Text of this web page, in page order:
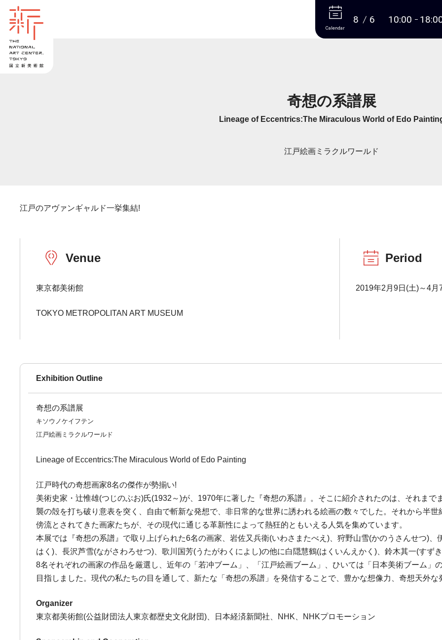
More
Calendar
8 6 10:00
奇想の系譜展
Lineage of Eccentrics:The Miraculous World of Edo
江戸絵画ミラクルワールド
江戸のアヴァンギャルド一挙集結!
Venue
東京都美術館
TOKYO METROPOLITAN ART MUSEUM
Period
2019年2月9日(土)～4月
Exhibition Outline
奇想の系譜展
キソウノケイフテン
江戸絵画ミラクルワールド
Lineage of Eccentrics:The Miraculous World of Edo Painting
江戸時代の奇想画家8名の傑作が勢揃い!
美術史家・辻惟雄(つじのぶお)氏(1932～)が、1970年に著した『奇想の系譜』。そこに紹介されたのは、それま
襲の殻を打ち破り意表を突く、自由で斬新な発想で、非日常的な世界に誘われる絵画の数々でした。それから半
傍流とされてきた画家たちが、その現代に通じる革新性によって熱狂的ともいえる人気を集めています。
本展では『奇想の系譜』で取り上げられた6名の画家、岩佐又兵衛(いわさまたべえ)、狩野山雪(かのうさんせつ)
はく)、長沢芦雪(ながさわろせつ)、歌川国芳(うたがわくによし)の他に白隠慧鶴(はくいんえかく)、鈴木其一(すず
8名それぞれの画家の作品を厳選し、近年の「若冲ブーム」、「江戸絵画ブーム」、ひいては「日本美術ブーム」
目指しました。現代の私たちの目を通して、新たな「奇想の系譜」を発信することで、豊かな想像力、奇想天外
Organizer
東京都美術館(公益財団法人東京都歴史文化財団)、日本経済新聞社、NHK、NHKプロモーション